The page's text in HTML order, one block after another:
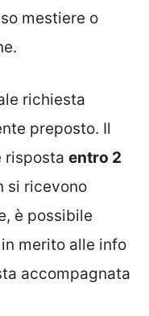
mestiere o
richiesta
preposto. Il
risposta entro 2
si ricevono
è possibile
merito alle info
accompagnata